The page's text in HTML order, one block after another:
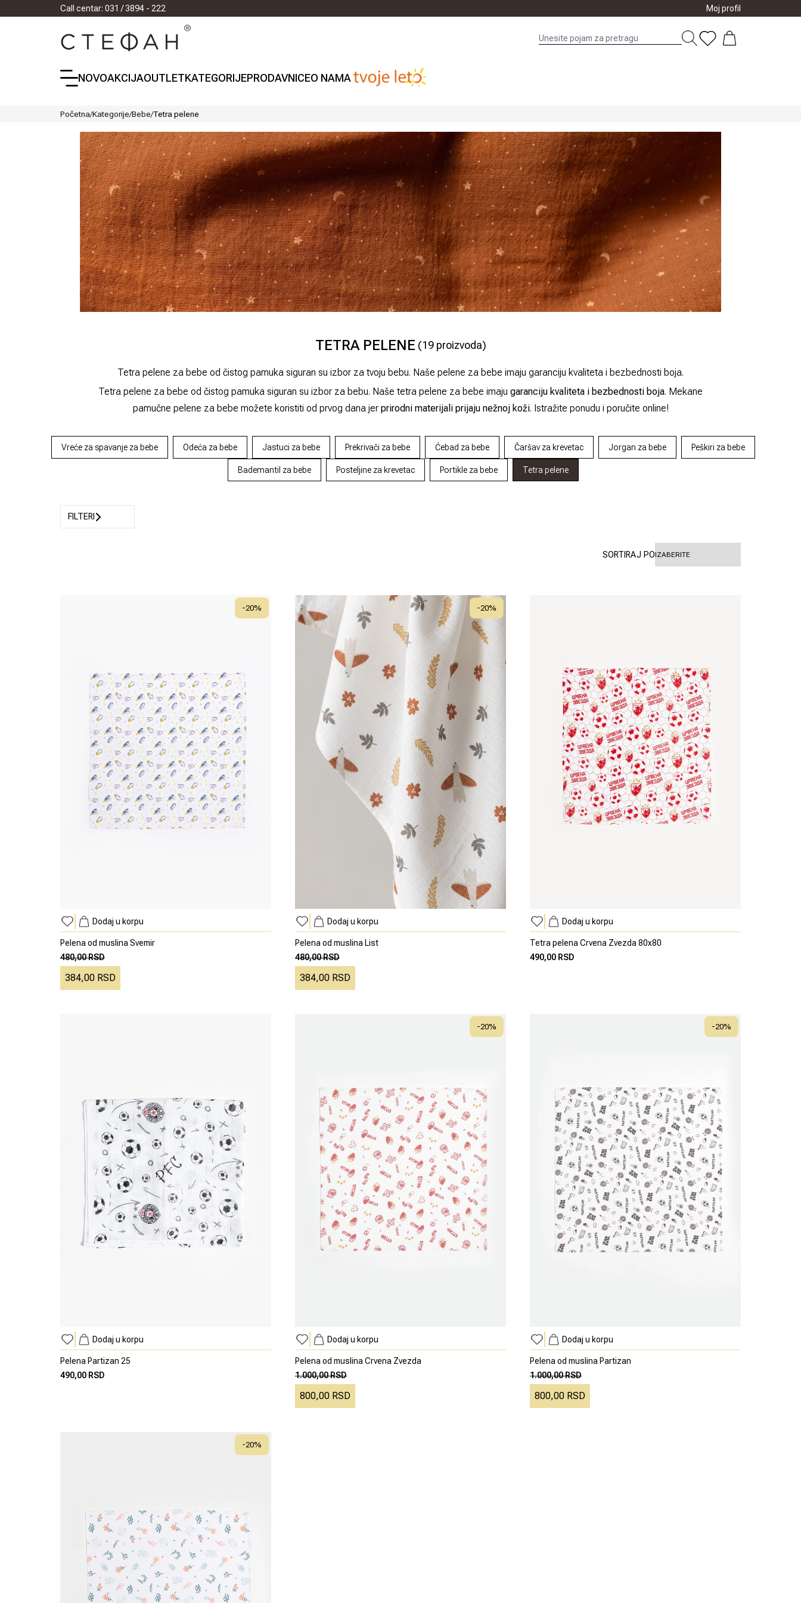
Call centar: 031 / 3894 - 222 Moj profil
NOVOAKCIJAOUTLETKATEGORIJEPRODAVNICEO NAMA
Početna/Kategorije/Bebe/Tetra pelene
TETRA PELENE (19proizvoda)
Tetra pelene za bebe od čistog pamuka siguran su izbor za tvoju bebu. Naše pelene za bebe imaju garanciju kvaliteta i bezbednosti boja.
Tetra pelene za bebe od čistog pamuka siguran su izbor za bebu. Naše tetra pelene za bebe imaju garanciju kvaliteta i bezbednosti boja. Mekane
pamučne pelene za bebe možete koristiti od prvog dana jer prirodni materijali prijaju nežnoj koži. Istražite ponudu i poručite online!
Vreće za spavanje za bebe Odeća za bebe Jastuci za bebe Prekrivači za bebe Ćebad za bebe Čaršav za krevetac Jorgan za bebe Peškiri za bebe
Bademantil za bebe Posteljine za krevetac Portikle za bebe Tetra pelene
FILTERI
SORTIRAJ PO
-20%
Dodaj u korpu
Pelena od muslina Svemir
480,00 RSD
384,00 RSD
-20%
Dodaj u korpu
Pelena od muslina List
480,00 RSD
384,00 RSD
Dodaj u korpu
Tetra pelena Crvena Zvezda 80x80
490,00 RSD
Dodaj u korpu
Pelena Partizan 25
490,00 RSD
-20%
Dodaj u korpu
Pelena od muslina Crvena Zvezda
1.000,00 RSD
800,00 RSD
-20%
Dodaj u korpu
Pelena od muslina Partizan
1.000,00 RSD
800,00 RSD
-20%